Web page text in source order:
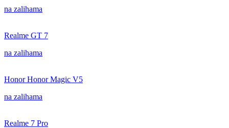
na zalihama
Realme GT 7
na zalihama
Honor Honor Magic V5
na zalihama
Realme 7 Pro